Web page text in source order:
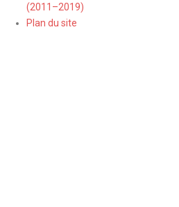
(2011–2019)
Plan du site